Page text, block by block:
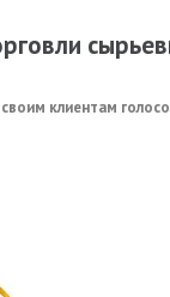
клиентам